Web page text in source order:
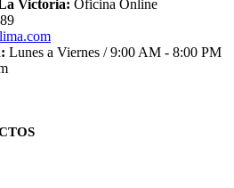
Victoria: Oficina Online
Lunes a Viernes / 9:00 AM - 8:00 PM